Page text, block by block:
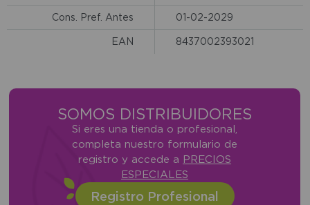
Cons. Pref. Antes 01-02-2029
EAN 8437002393021
SOMOS DISTRIBUIDORES
Si eres una tienda o profesional,
completa nuestro formulario de
registro y accede a PRECIOS
ESPECIALES
Registro Profesional